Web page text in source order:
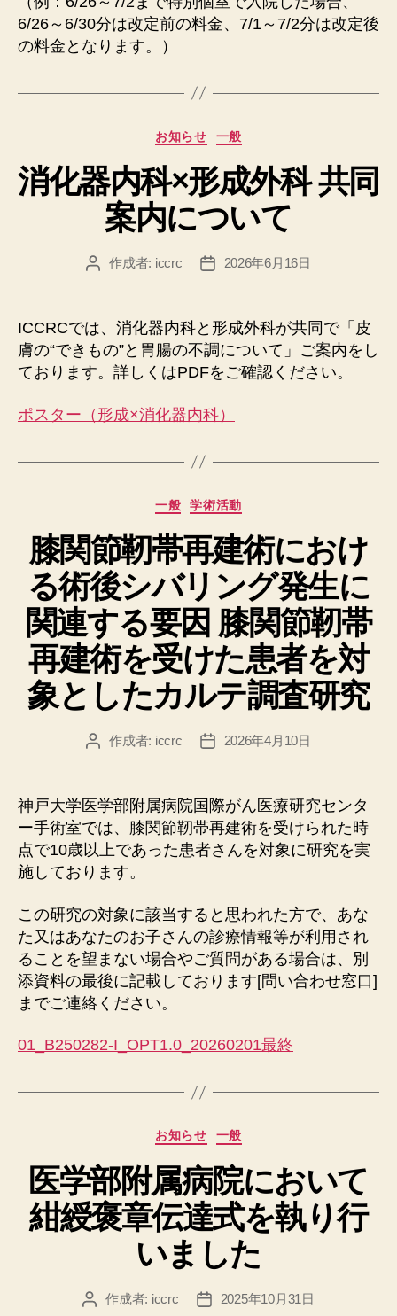
6/26～6/30分は改定前の料金、7/1～7/2分は改定後
の料金となります。）
カ
ゴ
リ
ー
お知らせ 一般
消化器内科×形成外科 共同
案内について
投 作成者: iccrc
投
2026年6月16日
ICCRCでは、消化器内科と形成外科が共同で「皮
膚の“できもの”と胃腸の不調について」ご案内をし
ております。詳しくはPDFをご確認ください。
ポスター（形成×消化器内科）
カ
ゴ
リ
ー
一般 学術活動
膝関節靭帯再建術におけ
る術後シバリング発生に
関連する要因 膝関節靭帯
再建術を受けた患者を対
象としたカルテ調査研究
投 作成者: iccrc
投
2026年4月10日
神戸大学医学部附属病院国際がん医療研究センタ
ー手術室では、膝関節靭帯再建術を受けられた時
点で10歳以上であった患者さんを対象に研究を実
施しております。
この研究の対象に該当すると思われた方で、あな
た又はあなたのお子さんの診療情報等が利用され
ることを望まない場合やご質問がある場合は、別
添資料の最後に記載しております[問い合わせ窓口]
までご連絡ください。
01_B250282-I_OPT1.0_20260201最終
カ
ゴ
リ
ー
お知らせ 一般
医学部附属病院において
紺綬褒章伝達式を執り行
いました
投 作成者: iccrc
投
2025年10月31日